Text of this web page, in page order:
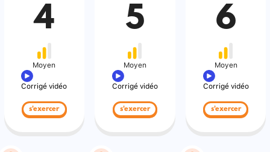
4
Moyen
Corrigé vidéo
s'exercer
5
Moyen
Corrigé vidéo
s'exercer
6
Moyen
Corrigé vidéo
s'exercer